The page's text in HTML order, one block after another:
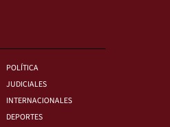
POLÍTICA
JUDICIALES
INTERNACIONALES
DEPORTES